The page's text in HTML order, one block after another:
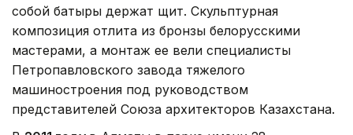
собой батыры держат щит. Скульптурная
композиция отлита из бронзы белорусскими
мастерами, а монтаж ее вели специалисты
Петропавловского завода тяжелого
машиностроения под руководством
представителей Союза архитекторов Казахстана.